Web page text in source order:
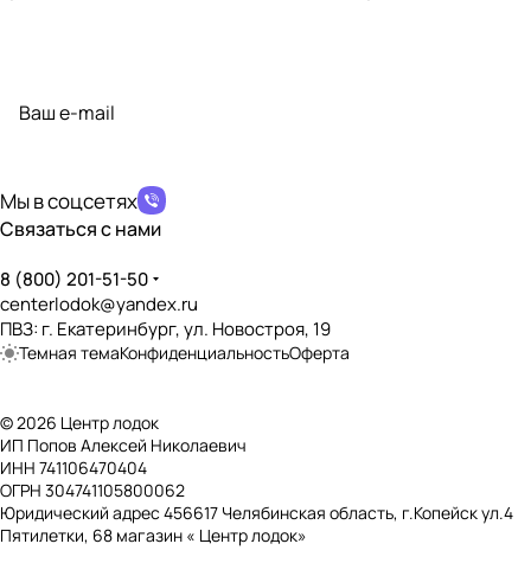
Мы в соцсетях
Связаться с нами
8 (800) 201-51-50
centerlodok@yandex.ru
ПВЗ: г. Екатеринбург, ул. Новостроя, 19
Темная темаКонфиденциальностьОферта
© 2026 Центр лодок
ИП Попов Алексей Николаевич
ИНН 741106470404
ОГРН 304741105800062
Юридический адрес 456617 Челябинская область, г.Копейск ул.4
Пятилетки, 68 магазин « Центр лодок»